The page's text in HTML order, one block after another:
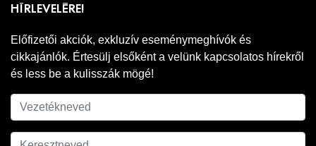
HÍRLEVELÉRE!
Előfizetői akciók, exkluzív eseménymeghívók és
cikkajánlók. Értesülj elsőként a velünk kapcsolatos hírekről
és less be a kulisszák mögé!